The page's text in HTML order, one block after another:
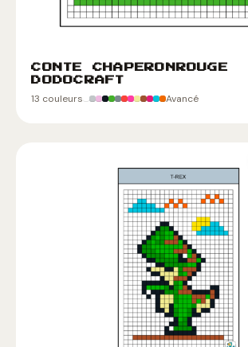
CONTE CHAPERONROUGE
DODOCRAFT
13 couleurs Avancé